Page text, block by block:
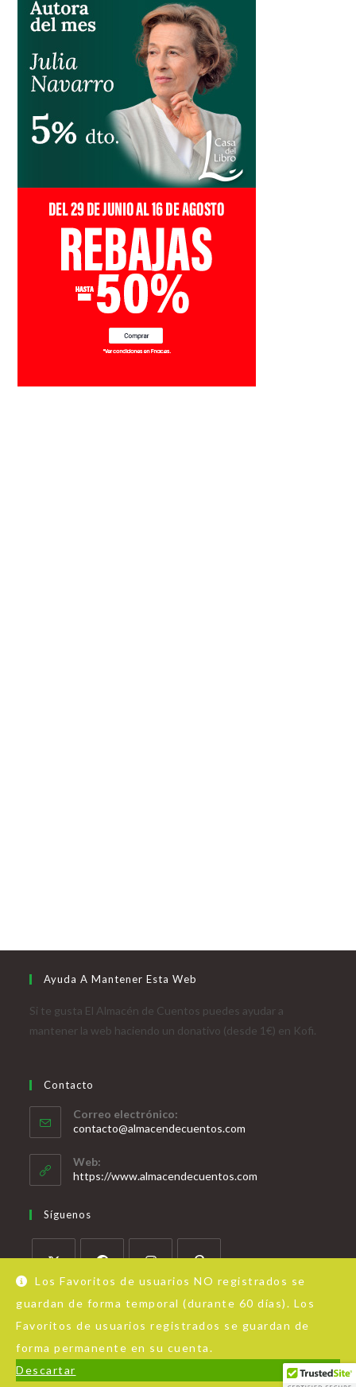
Los Favoritos de usuarios NO registrados se
guardan de forma temporal (durante 60 días). Los
Favoritos de usuarios registrados se guardan de
forma permanente en su cuenta.
Descartar
Ayuda A Mantener Esta Web
Si te gusta El Almacén de Cuentos puedes ayudar a
mantener la web haciendo un donativo (desde 1€) en Kofi.
Contacto
Correo electrónico:
contacto@almacendecuentos.com
Web:
https://www.almacendecuentos.com
Síguenos
Acerca de Almacén de Cuentos Aviso Legal